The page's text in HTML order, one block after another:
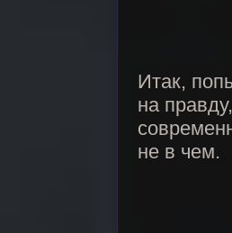
Итак,
на
не в чем.